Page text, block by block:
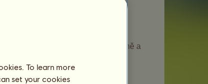
centrech můžete ustájit koně a
To learn more
set your cookies